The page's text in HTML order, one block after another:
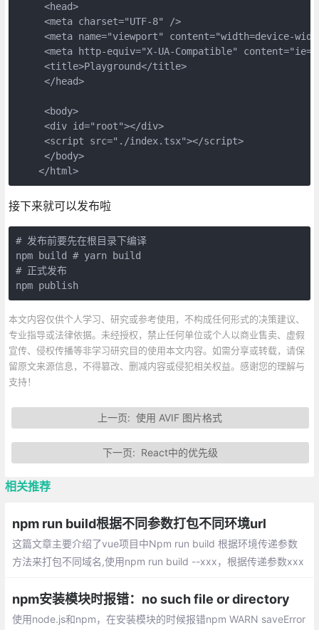
     <head>
     <meta charset="UTF-8" />
<meta name="viewport" content="width=device-
<meta http-equiv="X-UA-Compatible"
     <title>Playground</title>
     </head>
     <body>
     <div id="root"></div>
     <script src="./index.tsx"></script>
     </body>
    </html>
接下来就可以发布啦
# 发布前要先在根目录下编译
npm build # yarn build
# 正式发布
npm publish
本文内容仅供个人学习、研究或参考使用，不构成任何形式的决策建议、
专业指导或法律依据。未经授权，禁止任何单位或个人以商业售卖、虚假
宣传、侵权传播等非学习研究目的使用本文内容。如需分享或转载，请保
留原文来源信息，不得篡改、删减内容或侵犯相关权益。感谢您的理解与
支持！
上一页:使用 AVIF 图片格式
下一页: React中的优先级
相关推荐
npm run build根据不同参数打包不同环境url
这篇文章主要介绍了vue项目中Npm run build 根据环境传递参数
方法来打包不同域名,使用npm run build --xxx，根据传递参数xxx
下：config文件夹下dev.env.js中修改代码、prod.env.js中修改代
码 HOST为截取到的参数
npm安装模块时报错：no such file or directory
使用node.js和npm，在安装模块的时候报错npm WARN saveError